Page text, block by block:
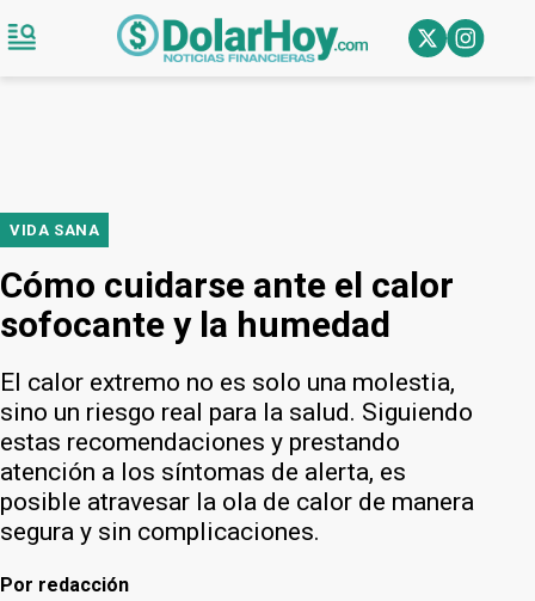
VIDA SANA
Cómo cuidarse ante el calor
sofocante y la humedad
El calor extremo no es solo una molestia,
sino un riesgo real para la salud. Siguiendo
estas recomendaciones y prestando
atención a los síntomas de alerta, es
posible atravesar la ola de calor de manera
segura y sin complicaciones.
Por redacción